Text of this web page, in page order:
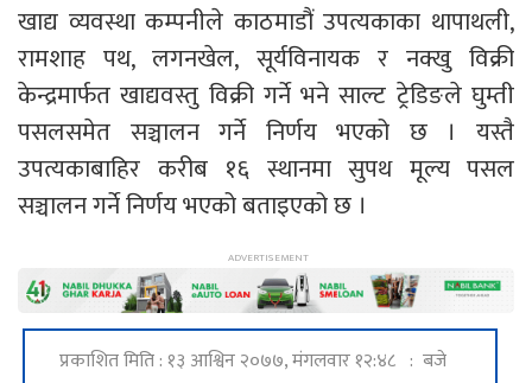
खाद्य व्यवस्था कम्पनीले काठमाडौं उपत्यकाका थापाथली,
रामशाह पथ, लगनखेल, सूर्यविनायक र नक्खु विक्री
केन्द्रमार्फत खाद्यवस्तु विक्री गर्ने भने साल्ट ट्रेडिङले घुम्ती
पसलसमेत सञ्चालन गर्ने निर्णय भएको छ । यस्तै
उपत्यकाबाहिर करीब १६ स्थानमा सुपथ मूल्य पसल
सञ्चालन गर्ने निर्णय भएको बताइएको छ ।
प्रकाशित मिति : १३ आश्विन २०७७, मंगलवार १२:४८ : बजे